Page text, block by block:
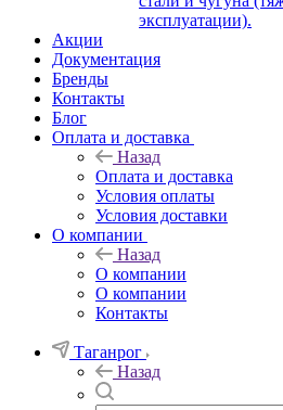
эксплуатации).
Акции
Документация
Бренды
Контакты
Блог
Оплата и доставка
Назад
Оплата и доставка
Условия оплаты
Условия доставки
О компании
Назад
О компании
О компании
Контакты
Таганрог
Назад